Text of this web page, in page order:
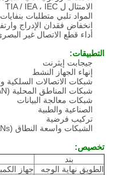
الامتثال ل TIA / IEA ، IEC
المواد تلبي متطلبات بنفايات
انخفاض فقدان الإدراج
أداء قطع الاتصال غير
التطبيقات:
جيجابت إيثرنت
إنهاء الجهاز النشط
شبكات الاتصالات السلكية
شبكات المناطق المحلية (LAN)
شبكات معالجة البيانات
الصناعية والطبية
تركيب فرضية
الشبكات واسعة النطاق (WANs)
تخصيص:
بند
الطويق نهاية الوجه
جهاز